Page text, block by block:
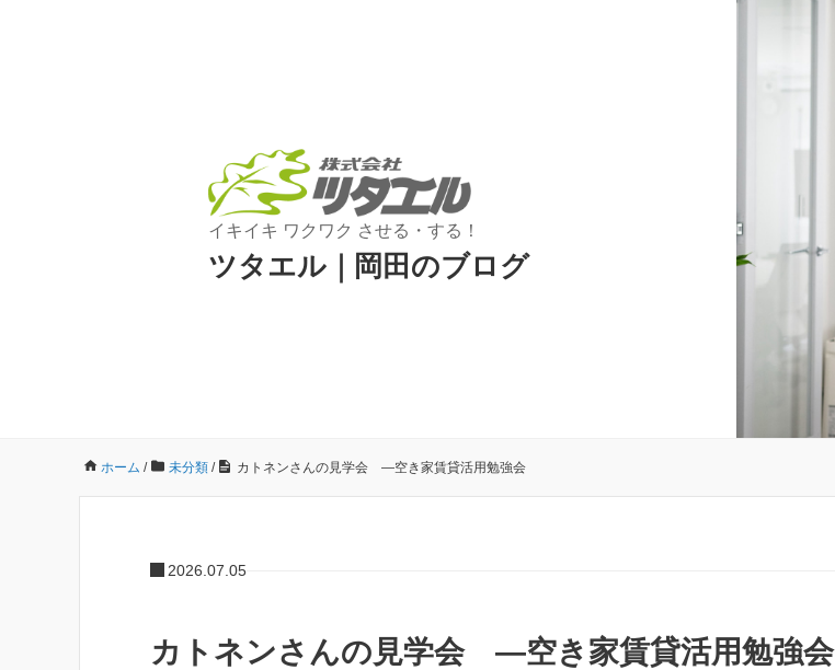
イキイキ ワクワク させる・する！
ツタエル｜岡田のブログ
ホーム / 未分類 / カトネンさんの見学会 ―空き家賃貸活用勉強会
2026.07.05
カトネンさんの見学会 ―空き家賃貸活用勉強会